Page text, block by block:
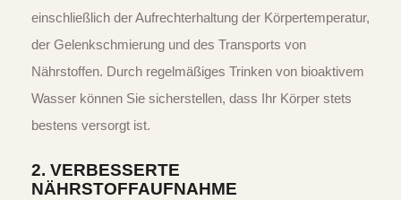
einschließlich der Aufrechterhaltung der Körpertemperatur,
der Gelenkschmierung und des Transports von
Nährstoffen. Durch regelmäßiges Trinken von bioaktivem
Wasser können Sie sicherstellen, dass Ihr Körper stets
bestens versorgt ist.
2. VERBESSERTE
NÄHRSTOFFAUFNAHME